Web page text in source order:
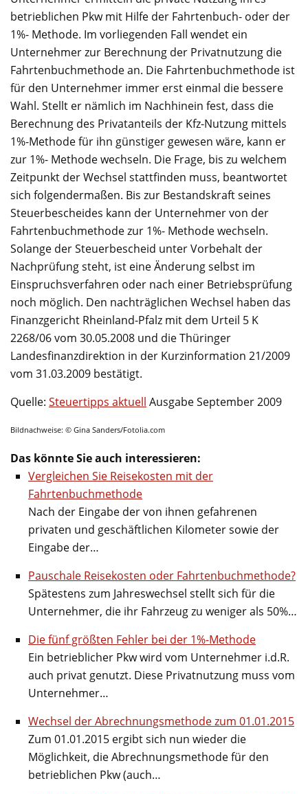
betrieblichen Pkw mit Hilfe der Fahrtenbuch- oder der
1%- Methode. Im vorliegenden Fall wendet ein
Unternehmer zur Berechnung der Privatnutzung die
Fahrtenbuchmethode an. Die Fahrtenbuchmethode ist
für den Unternehmer immer erst einmal die bessere
Wahl. Stellt er nämlich im Nachhinein fest, dass die
Berechnung des Privatanteils der Kfz-Nutzung mittels
1%-Methode für ihn günstiger gewesen wäre, kann er
zur 1%- Methode wechseln. Die Frage, bis zu welchem
Zeitpunkt der Wechsel stattfinden muss, beantwortet
sich folgendermaßen. Bis zur Bestandskraft seines
Steuerbescheides kann der Unternehmer von der
Fahrtenbuchmethode zur 1%- Methode wechseln.
Solange der Steuerbescheid unter Vorbehalt der
Nachprüfung steht, ist eine Änderung selbst im
Einspruchsverfahren oder nach einer Betriebsprüfung
noch möglich. Den nachträglichen Wechsel haben das
Finanzgericht Rheinland-Pfalz mit dem Urteil 5 K
2268/06 vom 30.05.2008 und die Thüringer
Landesfinanzdirektion in der Kurzinformation 21/2009
vom 31.03.2009 bestätigt.
Quelle: Steuertipps aktuell Ausgabe September 2009
Bildnachweise: © Gina Sanders/Fotolia.com
Das könnte Sie auch interessieren:
Vergleichen Sie Reisekosten mit der
Fahrtenbuchmethode
Nach der Eingabe der von ihnen gefahrenen
privaten und geschäftlichen Kilometer sowie der
Eingabe der…
Pauschale Reisekosten oder Fahrtenbuchmethode?
Spätestens zum Jahreswechsel stellt sich für die
Unternehmer, die ihr Fahrzeug zu weniger als 50%…
Die fünf größten Fehler bei der 1%-Methode
Ein betrieblicher Pkw wird vom Unternehmer i.d.R.
auch privat genutzt. Diese Privatnutzung muss vom
Unternehmer…
Wechsel der Abrechnungsmethode zum 01.01.2015
Zum 01.01.2015 ergibt sich nun wieder die
Möglichkeit, die Abrechnungsmethode für den
betrieblichen Pkw (auch…